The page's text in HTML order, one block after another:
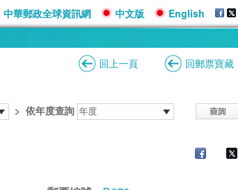
中華郵政全球資訊網 中文版 English
回上一頁 回郵票寶藏
> 依年度查詢